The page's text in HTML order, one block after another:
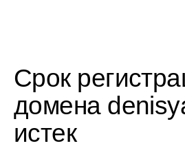
Срок
домена
истек